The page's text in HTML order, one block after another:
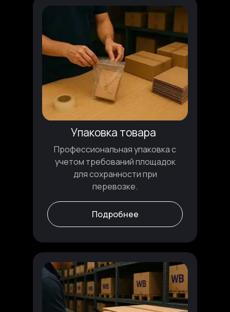
Упаковка товара
Подробнее
Профессиональная упаковка с
учетом требований площадок
для сохранности при
перевозке.